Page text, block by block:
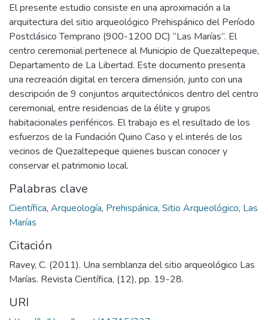
El presente estudio consiste en una aproximación a la
arquitectura del sitio arqueológico Prehispánico del Período
Postclásico Temprano (900-1200 DC) “Las Marías”. El
centro ceremonial pertenece al Municipio de Quezaltepeque,
Departamento de La Libertad. Este documento presenta
una recreación digital en tercera dimensión, junto con una
descripción de 9 conjuntos arquitectónicos dentro del centro
ceremonial, entre residencias de la élite y grupos
habitacionales periféricos. El trabajo es el resultado de los
esfuerzos de la Fundación Quino Caso y el interés de los
vecinos de Quezaltepeque quienes buscan conocer y
conservar el patrimonio local.
Palabras clave
Científica, Arqueología, Prehispánica, Sitio Arqueológico, Las
Marías
Citación
Ravey, C. (2011). Una semblanza del sitio arqueológico Las
Marías. Revista Científica, (12), pp. 19-28.
URI